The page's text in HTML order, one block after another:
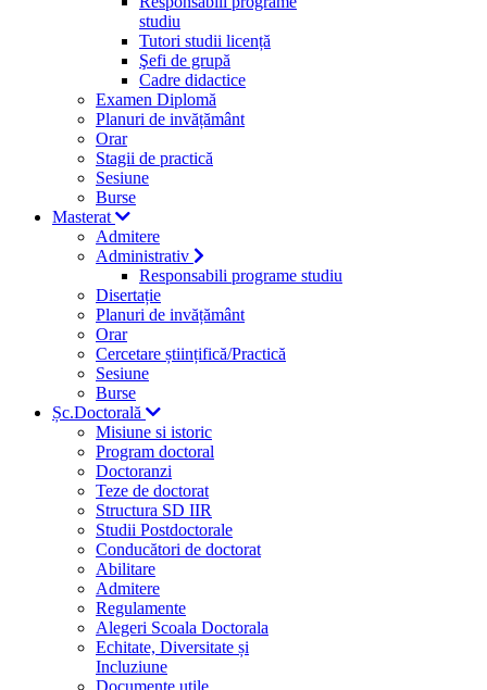
studiu
Tutori studii licență
Şefi de grupă
Cadre didactice
Examen Diplomă
Planuri de invățământ
Orar
Stagii de practică
Sesiune
Burse
Masterat
Admitere
Administrativ
Responsabili programe studiu
Disertație
Planuri de invățământ
Orar
Cercetare științifică/Practică
Sesiune
Burse
Șc.Doctorală
Misiune si istoric
Program doctoral
Doctoranzi
Teze de doctorat
Structura SD IIR
Studii Postdoctorale
Conducători de doctorat
Abilitare
Admitere
Regulamente
Alegeri Scoala Doctorala
Echitate, Diversitate și
Incluziune
Documente utile